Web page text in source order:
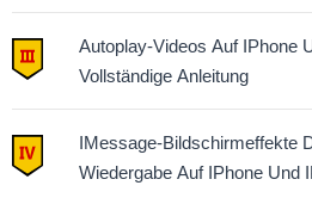
Autoplay-Videos Auf IPhone
Vollständige Anleitung
IMessage-Bildschirmeffekte
Wiedergabe Auf IPhone Und